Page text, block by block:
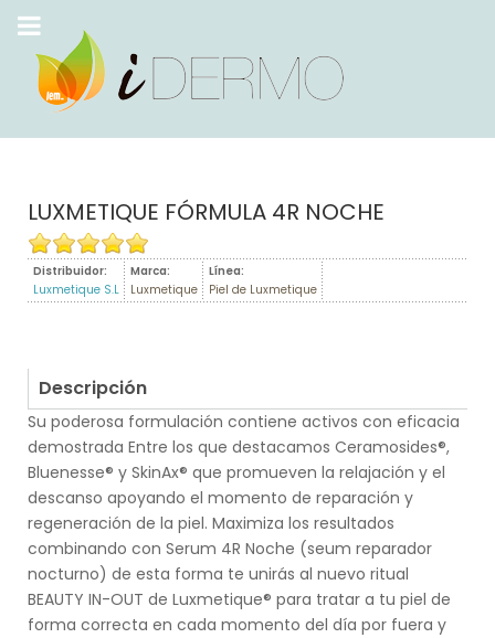
LUXMETIQUE FÓRMULA 4R NOCHE
Distribuidor:
Luxmetique S.L
Marca:
Luxmetique
Línea:
Piel de Luxmetique
Descripción
Su poderosa formulación contiene activos con eficacia
demostrada Entre los que destacamos Ceramosides®,
Bluenesse® y SkinAx® que promueven la relajación y el
descanso apoyando el momento de reparación y
regeneración de la piel. Maximiza los resultados
combinando con Serum 4R Noche (seum reparador
nocturno) de esta forma te unirás al nuevo ritual
BEAUTY IN-OUT de Luxmetique® para tratar a tu piel de
forma correcta en cada momento del día por fuera y